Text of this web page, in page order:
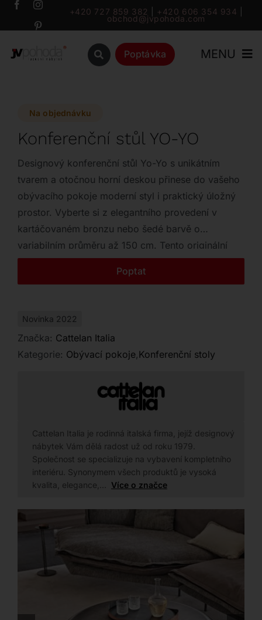
Přeskočit
+420 727 859 382 +420 606 354 934
obchod@jvpohoda.com
Poptávka MENU
Katalog
Značky
Outlet
Kontakt
Na objednávku
Konferenční stůl YO-YO
Designový konferenční stůl Yo-Yo s unikátním
tvarem a otočnou horní deskou přinese do vašeho
obývacího pokoje moderní styl i praktický úložný
prostor. Vyberte si z elegantního provedení v
kartáčovaném bronzu nebo šedé barvě o
variabilním průměru až 150 cm. Tento originální
kousek z lakovaného dřeva se stane
nepřehlédnutelným a funkčním prvkem vašeho
Poptat
Novinka 2022
Značka: Cattelan Italia
Kategorie: Obývací pokoje,Konferenční stoly
Cattelan Italia je rodinná italská firma, jejíž designový
nábytek Vám dělá radost už od roku 1979.
Společnost se specializuje na vybavení kompletního
interiéru. Synonymem všech produktů je vysoká
kvalita, elegance,… Více o značce